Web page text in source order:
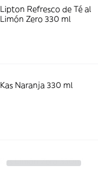
Lipton Refresco de Té al
Limón Zero 330 ml
Kas Naranja 330 ml
Kas Limón Zero 330ml